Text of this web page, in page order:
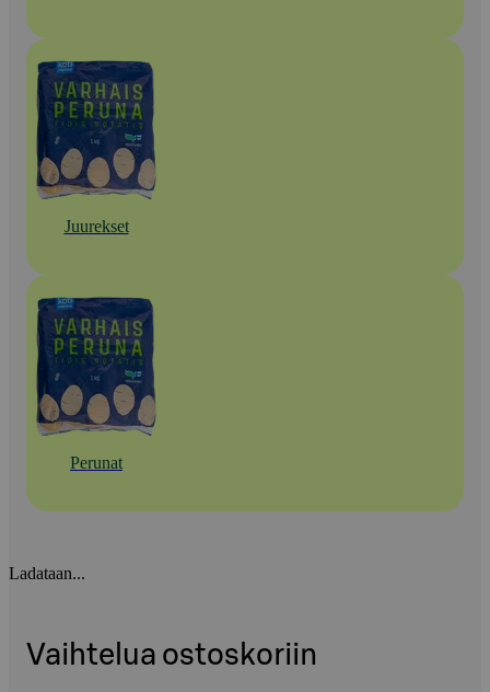
Juurekset
Perunat
Ladataan...
Vaihtelua ostoskoriin